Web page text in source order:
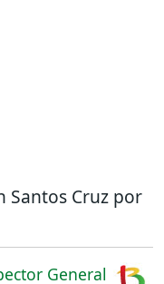
Santos Cruz por